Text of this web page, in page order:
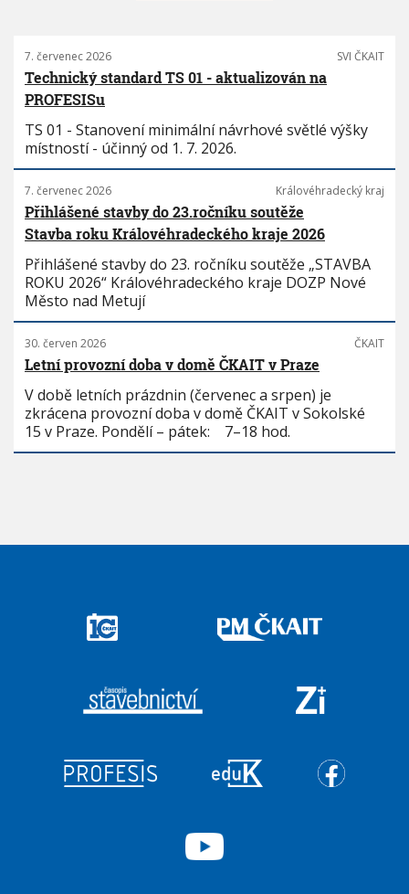
7. červenec 2026 SVI ČKAIT
Technický standard TS 01 - aktualizován na
PROFESISu
TS 01 - Stanovení minimální návrhové světlé výšky
místností - účinný od 1. 7. 2026.
7. červenec 2026 Královéhradecký kraj
Přihlášené stavby do 23.ročníku soutěže
Stavba roku Královéhradeckého kraje 2026
Přihlášené stavby do 23. ročníku soutěže „STAVBA
ROKU 2026“ Královéhradeckého kraje DOZP Nové
Město nad Metují
30. červen 2026 ČKAIT
Letní provozní doba v domě ČKAIT v Praze
V době letních prázdnin (červenec a srpen) je
zkrácena provozní doba v domě ČKAIT v Sokolské
15 v Praze. Pondělí – pátek: 7–18 hod.